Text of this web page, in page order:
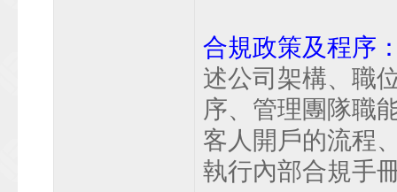
合規政策及程序
述公司架構、職
序、管理團隊職
客人開戶的流程
執行內部合規手